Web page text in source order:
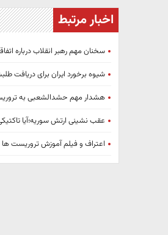
اخبار مرتبط
سخنان مهم رهبر انقلاب درباره
شیوه برخورد ایران برای
هشدار مهم حشدالشعبی به
عقب نشینی ارتش سوریه؛آیا
اعتراف و فیلم آموزش تروریست ها